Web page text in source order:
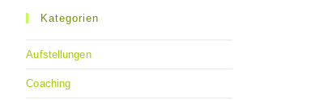
Kategorien
Aufstellungen
Coaching